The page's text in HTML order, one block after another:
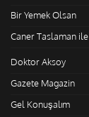
Bir Yemek Olsan
Caner Taslaman
Doktor Aksoy
Gazete Magazin
Gel Konuşalım